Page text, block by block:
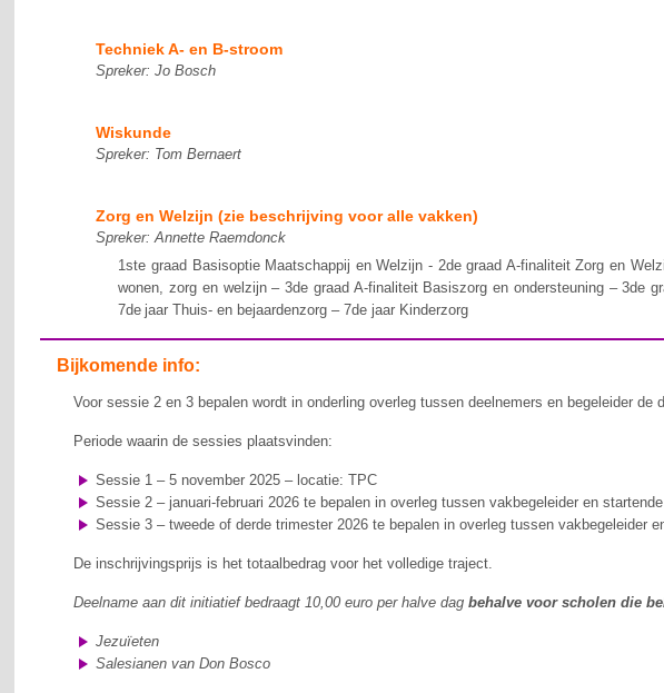
Techniek A- en B-stroom
Spreker: Jo Bosch
Wiskunde
Spreker: Tom Bernaert
Zorg en Welzijn (zie beschrijving voor alle vakken)
Spreker: Annette Raemdonck
1ste graad Basisoptie Maatschappij en Welzijn - 2de graad A-finaliteit Zorg en
wonen, zorg en welzijn – 3de graad A-finaliteit Basiszorg en ondersteuning – 3de
7de jaar Thuis- en bejaardenzorg – 7de jaar Kinderzorg
Bijkomende info:
Voor sessie 2 en 3 bepalen wordt in onderling overleg tussen deelnemers en begeleider de
Periode waarin de sessies plaatsvinden:
Sessie 1 – 5 november 2025 – locatie: TPC
Sessie 2 – januari-februari 2026 te bepalen in overleg tussen vakbegeleider en
Sessie 3 – tweede of derde trimester 2026 te bepalen in overleg tussen vakbegeleider
De inschrijvingsprijs is het totaalbedrag voor het volledige traject.
Deelname aan dit initiatief bedraagt 10,00 euro per halve dag behalve voor scholen die
Jezuïeten
Salesianen van Don Bosco